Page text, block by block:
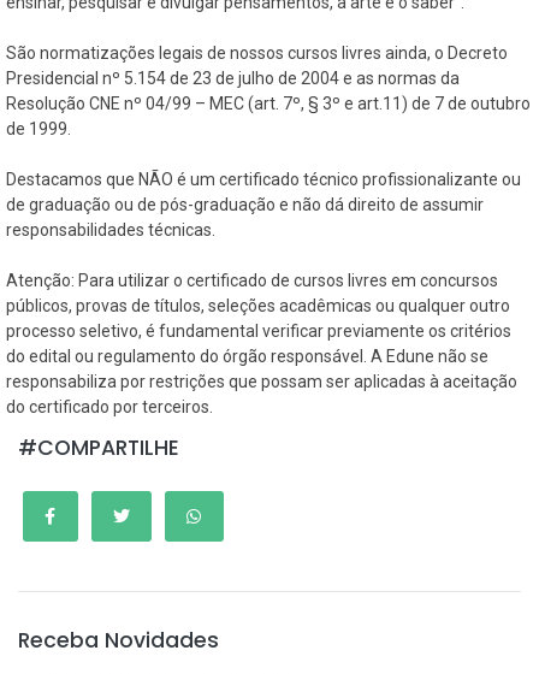
São normatizações legais de nossos cursos livres ainda, o Decreto
Presidencial nº 5.154 de 23 de julho de 2004 e as normas da
Resolução CNE nº 04/99 – MEC (art. 7º, § 3º e art.11) de 7 de outubro
de 1999.
Destacamos que NÃO é um certificado técnico profissionalizante ou
de graduação ou de pós-graduação e não dá direito de assumir
responsabilidades técnicas.
Atenção: Para utilizar o certificado de cursos livres em concursos
públicos, provas de títulos, seleções acadêmicas ou qualquer outro
processo seletivo, é fundamental verificar previamente os critérios
do edital ou regulamento do órgão responsável. A Edune não se
responsabiliza por restrições que possam ser aplicadas à aceitação
do certificado por terceiros.
#COMPARTILHE
Receba Novidades